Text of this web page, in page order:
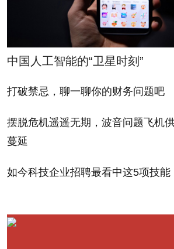
很快会宣布，特别是涉及地方政府
制的改革。“我们要让地方政府获得
进行投资建设，而不是单纯从商业
阎庆民说，中国金融行业需要把更
术等实体经济。关于中国的影子银
国的影子银行跟美国的不一样。“对
行，我们可以有效地去监管它、掌控
中国人工智能的“卫星时刻”
打破禁忌，聊一聊你的财务问题吧
摆脱危机遥遥无期，波音问题飞机
蔓延
如今科技企业招聘最看中这5项技能